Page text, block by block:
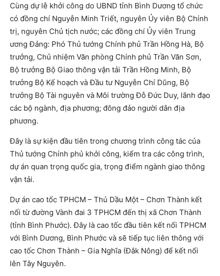
Cùng dự lễ khởi công do UBND tỉnh Bình Dương tổ chức
có đồng chí Nguyễn Minh Triết, nguyên Ủy viên Bộ Chính
trị, nguyên Chủ tịch nước; các đồng chí Ủy viên Trung
ương Đảng: Phó Thủ tướng Chính phủ Trần Hồng Hà, Bộ
trưởng, Chủ nhiệm Văn phòng Chính phủ Trần Văn Sơn,
Bộ trưởng Bộ Giao thông vận tải Trần Hồng Minh, Bộ
trưởng Bộ Kế hoạch và Đầu tư Nguyễn Chí Dũng, Bộ
trưởng Bộ Tài nguyên và Môi trường Đỗ Đức Duy, lãnh đạo
các bộ ngành, địa phương; đông đảo người dân địa
phương.
Đây là sự kiện đầu tiên trong chương trình công tác của
Thủ tướng Chính phủ khởi công, kiểm tra các công trình,
dự án quan trọng quốc gia, trọng điểm ngành giao thông
vận tải.
Dự án cao tốc TPHCM – Thủ Dầu Một – Chơn Thành kết
nối từ đường Vành đai 3 TPHCM đến thị xã Chơn Thành
(tỉnh Bình Phước). Đây là cao tốc đầu tiên kết nối TPHCM
với Bình Dương, Bình Phước và sẽ tiếp tục liên thông với
cao tốc Chơn Thành – Gia Nghĩa (Đắk Nông) để kết nối
lên Tây Nguyên.